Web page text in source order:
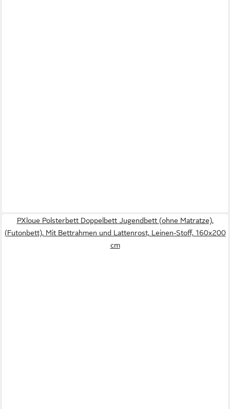
PXloue Polsterbett Doppelbett Jugendbett (ohne Matratze),
(Futonbett), Mit Bettrahmen und Lattenrost, Leinen-Stoff, 160x200
cm